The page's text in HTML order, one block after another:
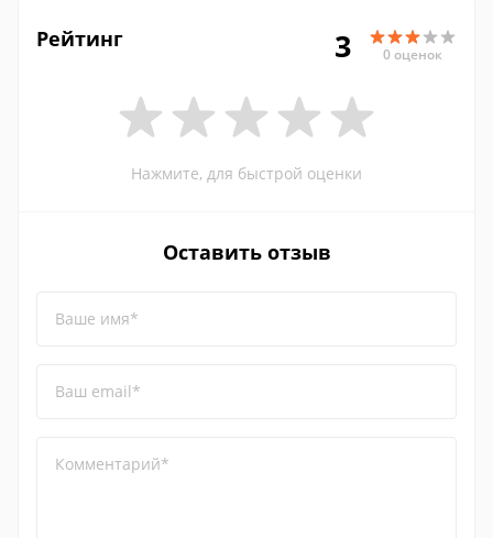
Рейтинг 3 0 оценок
Нажмите, для быстрой оценки
Оставить отзыв
Ваше имя*
Ваш email*
Комментарий*